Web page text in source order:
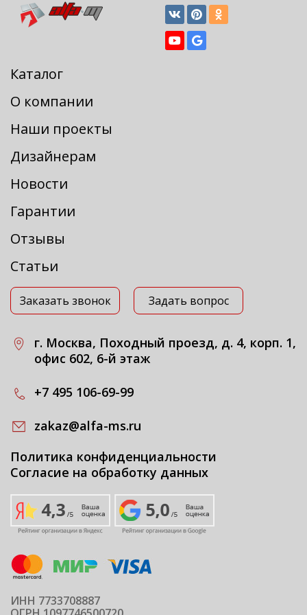
Каталог
О компании
Наши проекты
Дизайнерам
Новости
Гарантии
Отзывы
Статьи
Заказать звонок Задать вопрос
г. Москва, Походный проезд, д. 4, корп. 1,
офис 602, 6-й этаж
+7 495 106-69-99
zakaz@alfa-ms.ru
Политика конфиденциальности
Согласие на обработку данных
ИНН 7733708887